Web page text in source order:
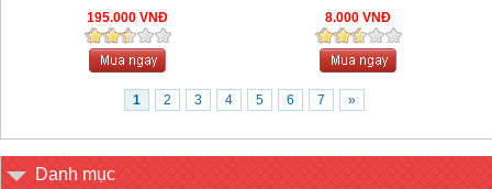
195.000 VNĐ 8.000 VNĐ
1 2 3 4 5 6 7 »
Danh mục